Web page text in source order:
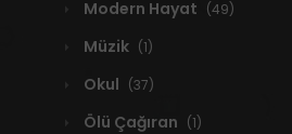
Modern Hayat (49)
Müzik (1)
Okul (37)
Ölü Çağıran (1)